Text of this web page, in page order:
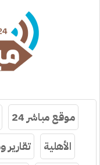
موقع مباشر 24
الأهلية
تقارير